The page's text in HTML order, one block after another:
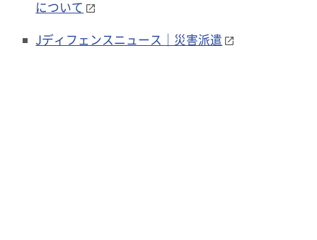
について
Jディフェンスニュース｜災害派遣